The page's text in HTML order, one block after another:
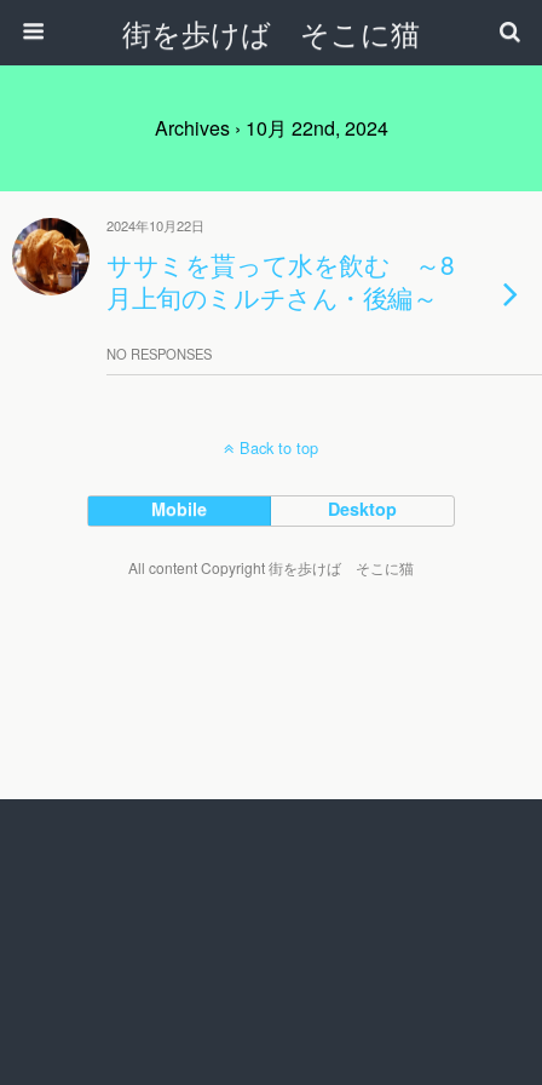
街を歩けば そこに猫
Archives › 10月 22nd, 2024
2024年10月22日
ササミを貰って水を飲む ～8
月上旬のミルチさん・後編～
NO RESPONSES
Back to top
Mobile Desktop
All content Copyright 街を歩けば そこに猫